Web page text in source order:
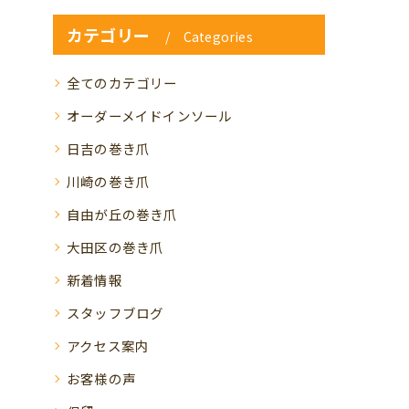
カテゴリー Categories
全てのカテゴリー
オーダーメイドインソール
日吉の巻き爪
川崎の巻き爪
自由が丘の巻き爪
大田区の巻き爪
新着情報
スタッフブログ
アクセス案内
お客様の声